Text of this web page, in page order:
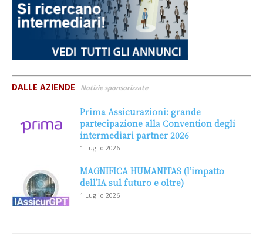
DALLE AZIENDE Notizie sponsorizzate
Prima Assicurazioni: grande
partecipazione alla Convention degli
intermediari partner 2026
1 Luglio 2026
MAGNIFICA HUMANITAS (l’impatto
dell’IA sul futuro e oltre)
1 Luglio 2026